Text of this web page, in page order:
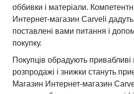
оббивки і матеріали.
Интернет-магазин Carveli дадуть
поставлені вами питання і
покупку.
Покупців обрадують привабливі
розпродажі і знижки стануть
Магазин Интернет-магазин